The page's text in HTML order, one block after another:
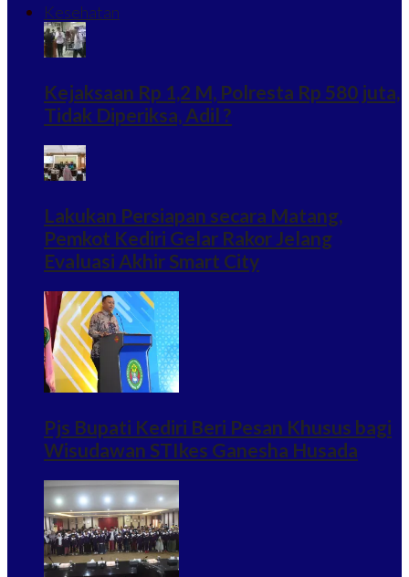
Kesehatan
Kejaksaan Rp 1,2 M, Polresta Rp 580 juta,
Tidak Diperiksa, Adil ?
Lakukan Persiapan secara Matang,
Pemkot Kediri Gelar Rakor Jelang
Evaluasi Akhir Smart City
Pjs Bupati Kediri Beri Pesan Khusus bagi
Wisudawan STIkes Ganesha Husada